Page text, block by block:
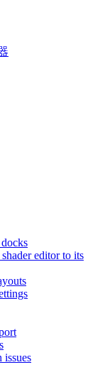
editor to its